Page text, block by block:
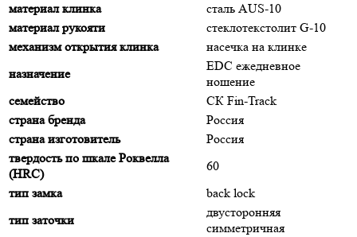
материал клинка
сталь AUS-10
материал рукояти
стеклотекстолит G-10
механизм открытия клинка
насечка на клинке
назначение
EDC ежедневное
ношение
семейство
СК Fin-Track
страна бренда
Россия
страна изготовитель
Россия
твердость по шкале Роквелла
(HRC)
60
тип замка
back lock
тип заточки
двусторонняя
симметричная